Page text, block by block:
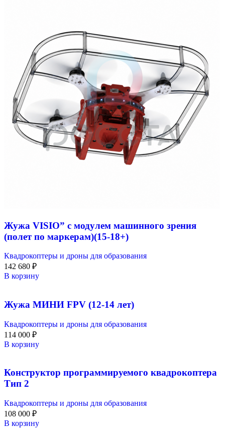
Жужа VISIO” с модулем машинного зрения
(полет по маркерам)(15-18+)
Квадрокоптеры и дроны для образования
142 680 ₽
В корзину
Жужа МИНИ FPV (12-14 лет)
Квадрокоптеры и дроны для образования
114 000 ₽
В корзину
Конструктор программируемого квадрокоптера
Тип 2
Квадрокоптеры и дроны для образования
108 000 ₽
В корзину